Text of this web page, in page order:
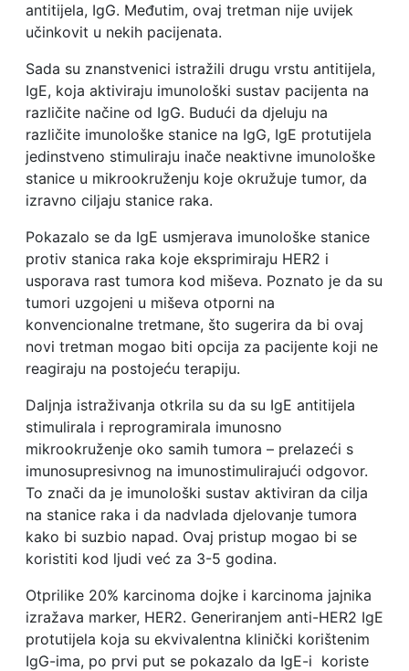
antitijela, IgG. Međutim, ovaj tretman nije uvijek
učinkovit u nekih pacijenata.
Sada su znanstvenici istražili drugu vrstu antitijela,
IgE, koja aktiviraju imunološki sustav pacijenta na
različite načine od IgG. Budući da djeluju na
različite imunološke stanice na IgG, IgE protutijela
jedinstveno stimuliraju inače neaktivne imunološke
stanice u mikrookruženju koje okružuje tumor, da
izravno ciljaju stanice raka.
Pokazalo se da IgE usmjerava imunološke stanice
protiv stanica raka koje eksprimiraju HER2 i
usporava rast tumora kod miševa. Poznato je da su
tumori uzgojeni u miševa otporni na
konvencionalne tretmane, što sugerira da bi ovaj
novi tretman mogao biti opcija za pacijente koji ne
reagiraju na postojeću terapiju.
Daljnja istraživanja otkrila su da su IgE antitijela
stimulirala i reprogramirala imunosno
mikrookruženje oko samih tumora – prelazeći s
imunosupresivnog na imunostimulirajući odgovor.
To znači da je imunološki sustav aktiviran da cilja
na stanice raka i da nadvlada djelovanje tumora
kako bi suzbio napad. Ovaj pristup mogao bi se
koristiti kod ljudi već za 3-5 godina.
Otprilike 20% karcinoma dojke i karcinoma jajnika
izražava marker, HER2. Generiranjem anti-HER2 IgE
protutijela koja su ekvivalentna klinički korištenim
IgG-ima, po prvi put se pokazalo da IgE-i koriste